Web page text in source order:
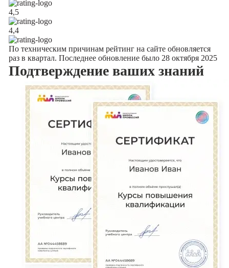
4,5
4,4
По техническим причинам рейтинг на сайте обновляется
раз в квартал. Последнее обновление было 28 октября 2025
Подтверждение ваших знаний